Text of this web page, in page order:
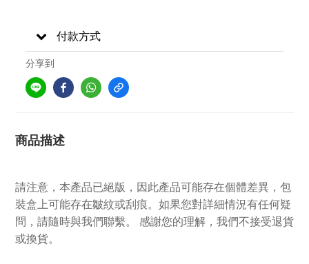
付款方式
分享到
商品描述
請注意，本產品已絕版，因此產品可能存在個體差異，包
裝盒上可能存在皺紋或刮痕。如果您對詳細情況有任何疑
問，請隨時與我們聯繫。 感謝您的理解，我們不接受退貨
或換貨。